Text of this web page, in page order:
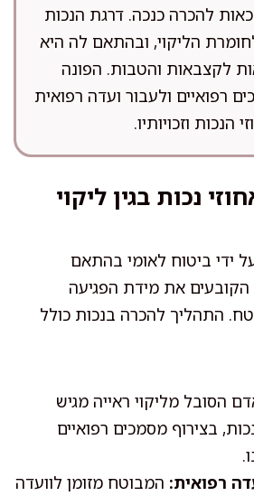
להכרה כנכה. דרגת הנכות
הליקוי, ובהתאם לה היא
לקצבאות והטבות. הפונה
רפואיים ולעבור ועדה רפואית
הנכות וזכויותיו.
נכות בגין ליקוי
ידי ביטוח לאומי בהתאם
הקובעים את מידת הפגיעה
התהליך להכרה בנכות כולל
הסובל מליקוי ראייה מגיש
בצירוף מסמכים רפואיים
רפואית: המבוטח מזומן לוועדה